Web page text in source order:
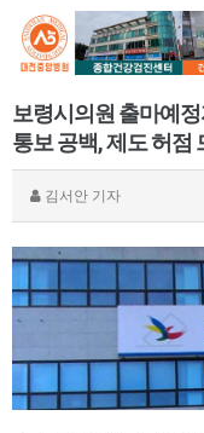
보령시의원 출마예정
통보 공백, 제도 허점
김서안 기자